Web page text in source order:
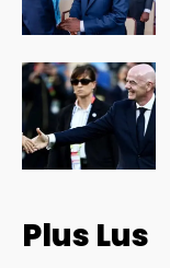
Plus Lus